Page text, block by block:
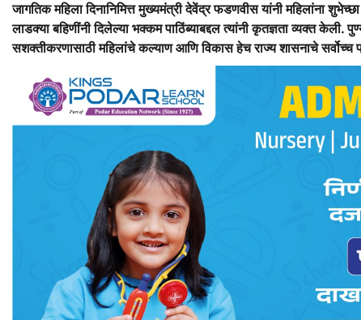
जागतिक महिला दिनानिमित्त मुख्यमंत्री देवेंद्र फडणवीस यांनी महिलांना
लाडक्या बहिणींनी दिलेल्या भक्कम पाठिंब्याबद्दल त्यांनी कृतज्ञता व्यक्त केली.
सशक्तीकरणासाठी महिलांचे कल्याण आणि विकास हेच राज्य शासनाचे